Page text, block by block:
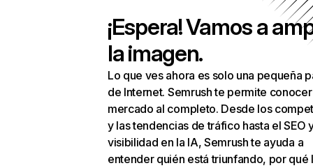
¡Espera! Vamos a
la imagen.
Lo que ves ahora es solo una pequeña
de Internet. Semrush te permite
mercado al completo. Desde los
y las tendencias de tráfico hasta el SEO
visibilidad en la IA, Semrush te ayuda a
entender quién está triunfando, por qué